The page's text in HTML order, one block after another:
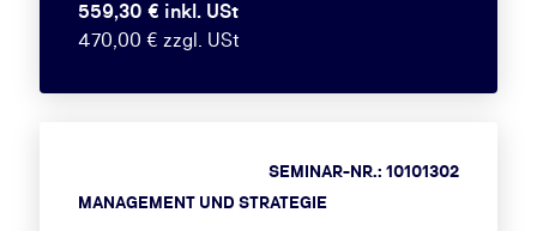
559,30 € inkl. USt
470,00 € zzgl. USt
MANAGEMENT UND STRATEGIE
SEMINAR-NR.: 10101302